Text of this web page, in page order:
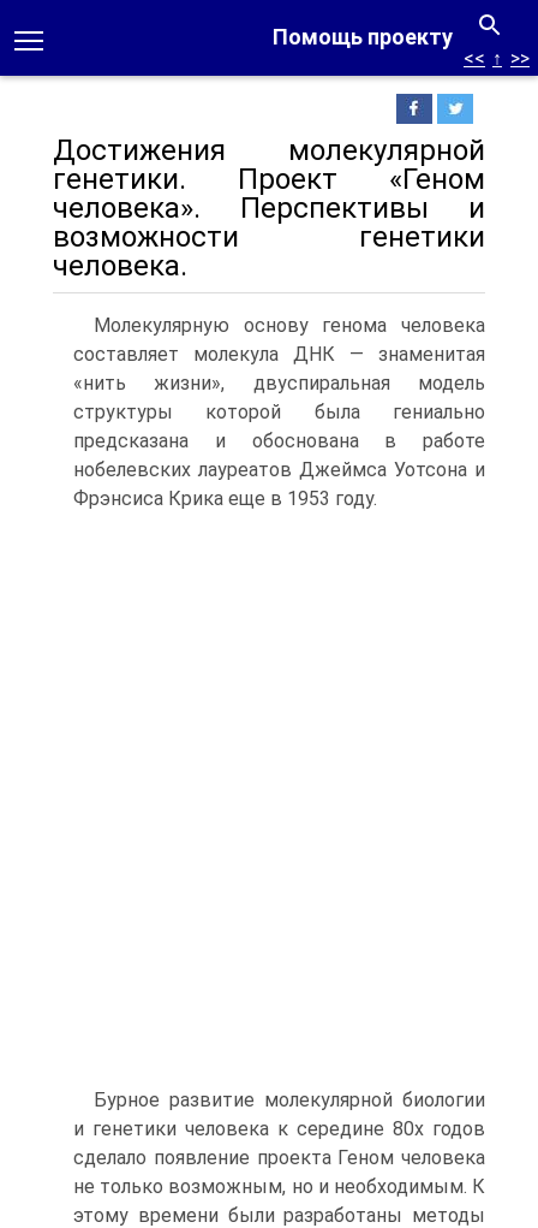
Помощь проекту
<< ↑ >>
Достижения молекулярной
генетики. Проект «Геном
человека». Перспективы и
возможности генетики
человека.
Молекулярную основу генома человека
составляет молекула ДНК — знаменитая
«нить жизни», двуспиральная модель
структуры которой была гениально
предсказана и обоснована в работе
нобелевских лауреатов Джеймса Уотсона и
Фрэнсиса Крика еще в 1953 году.
Бурное развитие молекулярной биологии
и генетики человека к середине 80х годов
сделало появление проекта Геном человека
не только возможным, но и необходимым. К
этому времени были разработаны методы